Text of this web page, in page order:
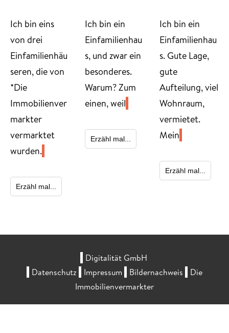
​Ich bin eins
von drei
Einfamilienhäu
seren, die von
*Die
Immobilienver
markter
vermarktet
wurden.
Erzähl mal...
​Ich bin ein
Einfamilienhau
s, und zwar ein
besonderes.
Warum? Zum
einen, weil
Erzähl mal...
Ich bin ein
Einfamilienhau
s. Gute Lage,
gute
Aufteilung, viel
Wohnraum,
vermietet.
Mein
Erzähl mal...
Digitalität GmbH
Datenschutz
Impressum Bildernachweis
Die
Immobilienvermarkter